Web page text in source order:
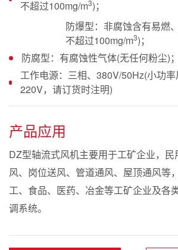
不超过100mg/m3)；
防爆型：非腐蚀含有易燃
不超过100mg/m3)；
防腐型：有腐蚀性气体(无任何粉尘)；
工作电源：三相、380V/50Hz(小功
220V，请订货时注明)
产品应用
DZ型轴流式风机主要用于工矿企业，
风、岗位送风、管道通风、屋顶通风等
工、食品、医药、冶金等工矿企业及各
调系统。